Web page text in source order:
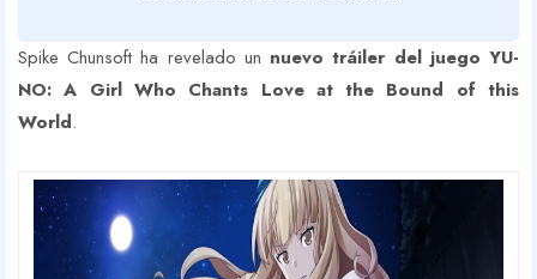
Spike Chunsoft ha revelado un nuevo tráiler del juego YU-
NO: A Girl Who Chants Love at the Bound of this
World.